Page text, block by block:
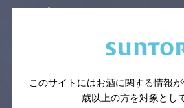
サイトマップ
念のためお店にご確認の上ご来店くださ
す。
このサイトにはお酒に関する情報が
歳以上の方を対象とし